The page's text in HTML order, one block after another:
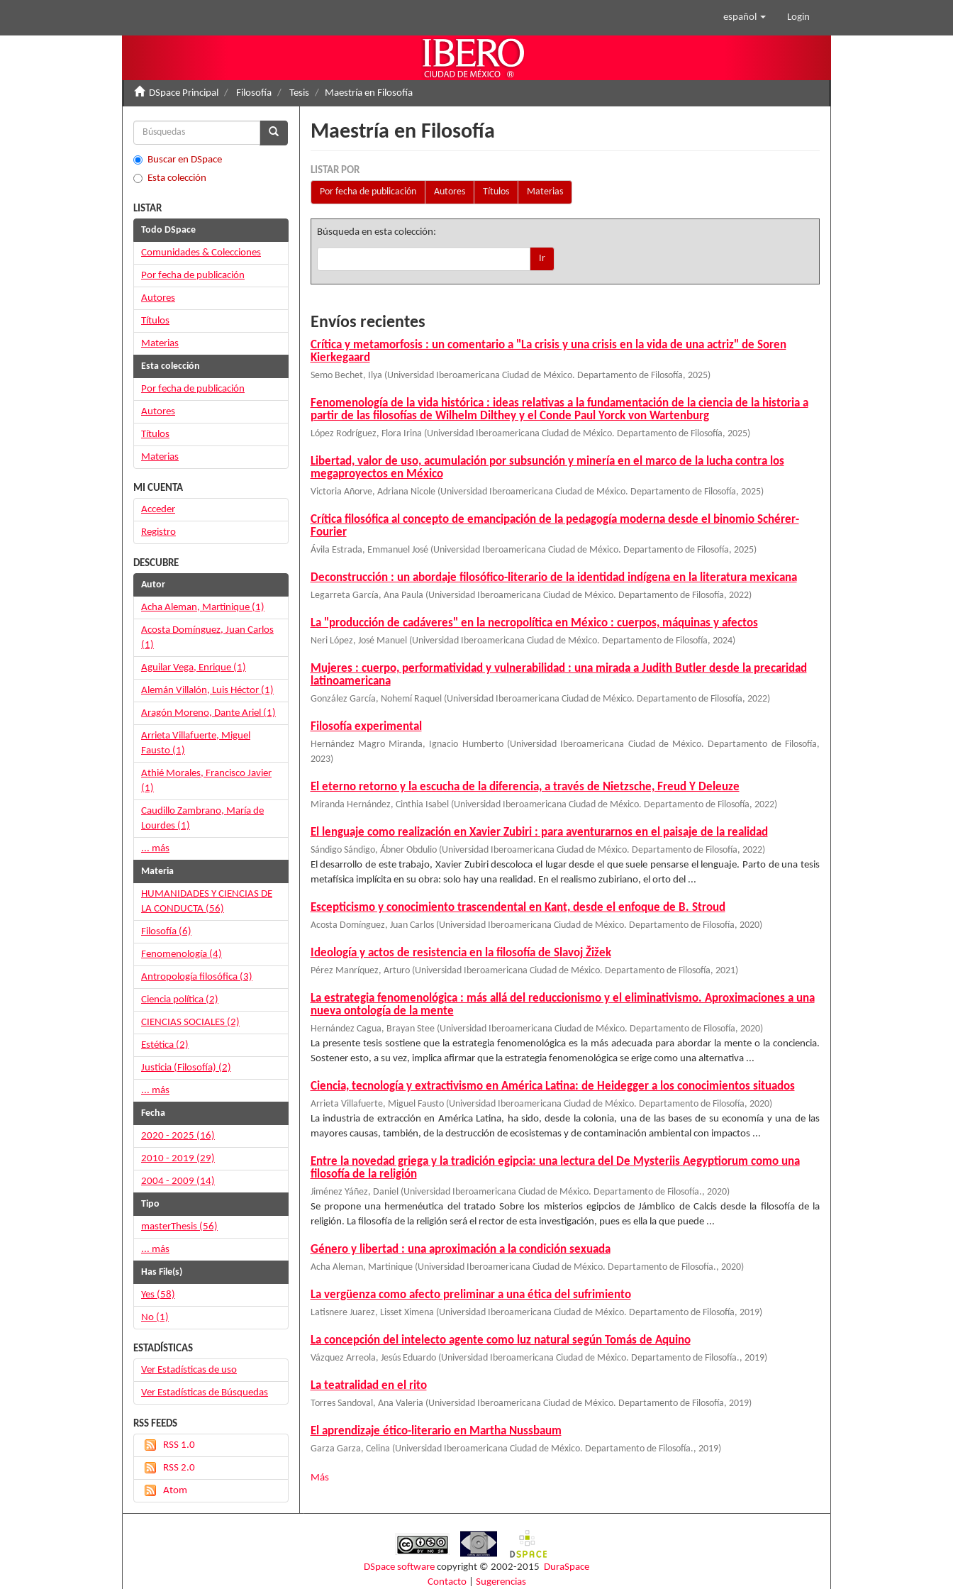
español Login
DSpace Principal Filosofía Tesis Maestría en Filosofía
Maestría en Filosofía
LISTAR POR
Por fecha de publicación
Autores Títulos Materias
Búsqueda en esta colección:
Ir
Envíos recientes
Crítica y metamorfosis : un comentario a "La crisis y una crisis en la vida de una actriz" de Soren
Kierkegaard
Semo Bechet, Ilya (Universidad Iberoamericana Ciudad de México. Departamento de Filosofía, 2025)
Fenomenología de la vida histórica : ideas relativas a la fundamentación de la ciencia de la historia a
partir de las filosofías de Wilhelm Dilthey y el Conde Paul Yorck von Wartenburg
López Rodríguez, Flora Irina (Universidad Iberoamericana Ciudad de México. Departamento de Filosofía, 2025)
Libertad, valor de uso, acumulación por subsunción y minería en el marco de la lucha contra los
megaproyectos en México
Victoria Añorve, Adriana Nicole (Universidad Iberoamericana Ciudad de México. Departamento de Filosofía, 2025)
Crítica filosófica al concepto de emancipación de la pedagogía moderna desde el binomio Schérer-
Fourier
Ávila Estrada, Emmanuel José (Universidad Iberoamericana Ciudad de México. Departamento de Filosofía, 2025)
Deconstrucción : un abordaje filosófico-literario de la identidad indígena en la literatura mexicana
Legarreta García, Ana Paula (Universidad Iberoamericana Ciudad de México. Departamento de Filosofía, 2022)
La "producción de cadáveres" en la necropolítica en México : cuerpos, máquinas y afectos
Neri López, José Manuel (Universidad Iberoamericana Ciudad de México. Departamento de Filosofía, 2024)
Mujeres : cuerpo, performatividad y vulnerabilidad : una mirada a Judith Butler desde la precaridad
latinoamericana
González García, Nohemí Raquel (Universidad Iberoamericana Ciudad de México. Departamento de Filosofía, 2022)
Filosofía experimental
Hernández Magro Miranda, Ignacio Humberto (Universidad Iberoamericana Ciudad de México. Departamento de Filosofía,
2023)
El eterno retorno y la escucha de la diferencia, a través de Nietzsche, Freud Y Deleuze
Miranda Hernández, Cinthia Isabel (Universidad Iberoamericana Ciudad de México. Departamento de Filosofía, 2022)
El lenguaje como realización en Xavier Zubiri : para aventurarnos en el paisaje de la realidad
Sándigo Sándigo, Ábner Obdulio (Universidad Iberoamericana Ciudad de México. Departamento de Filosofía, 2022)
El desarrollo de este trabajo, Xavier Zubiri descoloca el lugar desde el que suele pensarse el lenguaje. Parto de una tesis
metafísica implícita en su obra: solo hay una realidad. En el realismo zubiriano, el orto del ...
Escepticismo y conocimiento trascendental en Kant, desde el enfoque de B. Stroud
Acosta Domínguez, Juan Carlos (Universidad Iberoamericana Ciudad de México. Departamento de Filosofía, 2020)
Ideología y actos de resistencia en la filosofía de Slavoj Žižek
Pérez Manríquez, Arturo (Universidad Iberoamericana Ciudad de México. Departamento de Filosofía, 2021)
La estrategia fenomenológica : más allá del reduccionismo y el eliminativismo. Aproximaciones a una
nueva ontología de la mente
Hernández Cagua, Brayan Stee (Universidad Iberoamericana Ciudad de México. Departamento de Filosofía, 2020)
La presente tesis sostiene que la estrategia fenomenológica es la más adecuada para abordar la mente o la conciencia.
Sostener esto, a su vez, implica afirmar que la estrategia fenomenológica se erige como una alternativa ...
Ciencia, tecnología y extractivismo en América Latina: de Heidegger a los conocimientos situados
Arrieta Villafuerte, Miguel Fausto (Universidad Iberoamericana Ciudad de México. Departamento de Filosofía, 2020)
La industria de extracción en América Latina, ha sido, desde la colonia, una de las bases de su economía y una de las
mayores causas, también, de la destrucción de ecosistemas y de contaminación ambiental con impactos ...
Entre la novedad griega y la tradición egipcia: una lectura del De Mysteriis Aegyptiorum como una
filosofía de la religión
Jiménez Yáñez, Daniel (Universidad Iberoamericana Ciudad de México. Departamento de Filosofía., 2020)
Se propone una hermenéutica del tratado Sobre los misterios egipcios de Jámblico de Calcis desde la filosofía de la
religión. La filosofía de la religión será el rector de esta investigación, pues es ella la que puede ...
Género y libertad : una aproximación a la condición sexuada
Acha Aleman, Martinique (Universidad Iberoamericana Ciudad de México. Departamento de Filosofía., 2020)
La vergüenza como afecto preliminar a una ética del sufrimiento
Latisnere Juarez, Lisset Ximena (Universidad Iberoamericana Ciudad de México. Departamento de Filosofía, 2019)
La concepción del intelecto agente como luz natural según Tomás de Aquino
Vázquez Arreola, Jesús Eduardo (Universidad Iberoamericana Ciudad de México. Departamento de Filosofía., 2019)
La teatralidad en el rito
Torres Sandoval, Ana Valeria (Universidad Iberoamericana Ciudad de México. Departamento de Filosofía, 2019)
El aprendizaje ético-literario en Martha Nussbaum
Garza Garza, Celina (Universidad Iberoamericana Ciudad de México. Departamento de Filosofía., 2019)
Más
Buscar en DSpace
Esta colección
LISTAR
Todo DSpace
Comunidades & Colecciones
Por fecha de publicación
Autores
Títulos
Materias
Esta colección
Por fecha de publicación
Autores
Títulos
Materias
MI CUENTA
Acceder
Registro
DESCUBRE
Autor
Acha Aleman, Martinique (1)
Acosta Domínguez, Juan Carlos
(1)
Aguilar Vega, Enrique (1)
Alemán Villalón, Luis Héctor (1)
Aragón Moreno, Dante Ariel (1)
Arrieta Villafuerte, Miguel
Fausto (1)
Athié Morales, Francisco Javier
(1)
Caudillo Zambrano, María de
Lourdes (1)
... más
Materia
HUMANIDADES Y CIENCIAS DE
LA CONDUCTA (56)
Filosofía (6)
Fenomenología (4)
Antropología filosófica (3)
Ciencia política (2)
CIENCIAS SOCIALES (2)
Estética (2)
Justicia (Filosofía) (2)
... más
Fecha
2020 - 2025 (16)
2010 - 2019 (29)
2004 - 2009 (14)
Tipo
masterThesis (56)
... más
Has File(s)
Yes (58)
No (1)
ESTADÍSTICAS
Ver Estadísticas de uso
Ver Estadísticas de Búsquedas
RSS FEEDS
RSS 1.0
RSS 2.0
Atom
DSpace software copyright © 2002-2015 DuraSpace
Contacto| Sugerencias